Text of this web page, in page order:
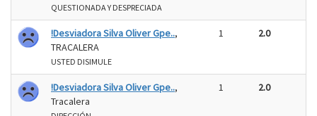
QUESTIONADA Y DESPRECIADA
!Desviadora Silva Oliver Gpe..,
TRACALERA
USTED DISIMULE
1 2.0
!Desviadora Silva Oliver Gpe..,
Tracalera
1 2.0